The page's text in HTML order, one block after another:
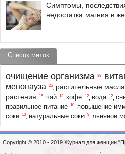
Симптомы,
недостатка магния в
Список меток
очищение организма 39
менопауза 25 растительные масла
растения
15 чай 13 кофе 12 вода 12
правильное питание 10, повышение
соки 10, натуральные соки 9 льняное
Copyright © 2010 - 2019 Журнал для женщин